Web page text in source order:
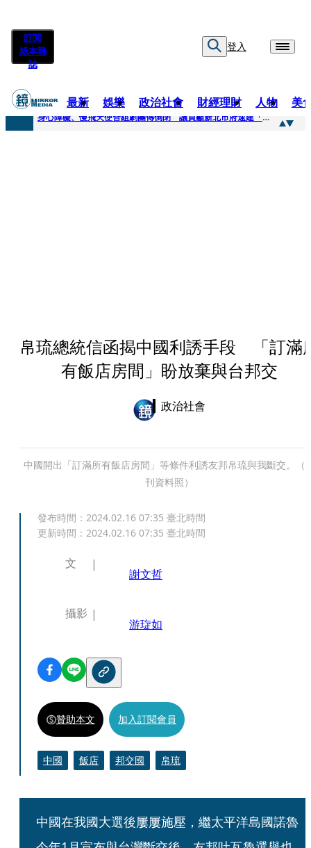
訂閱
紙本雜
誌
登入
最新 娛樂 政治社會 財經理財 人物 美
快訊
身心障礙、慢飛天使合組劇團傳倒閉 議員籲新北市府速建「文化藝術急難協助專案」
帛琉總統信函揭中國利誘手段 「訂滿
有飯店房間」盼放棄與台邦交
政治社會
中國開出「訂滿所有飯店房間」等條件利誘友邦帛琉與我斷交。（
刊資料照）
發布時間： 2024.02.16 07:35 臺北時間
更新時間： 2024.02.16 07:35 臺北時間
文
謝文哲
攝影
游琁如
贊助本文 加入訂閱會員
中國 飯店 邦交國 帛琉
中國在我國大選後屢屢施壓，繼太平洋島國諾魯